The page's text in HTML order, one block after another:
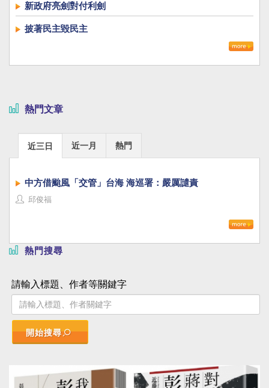
新政府亮劍對付利劍
披著民主毀民主
熱門文章
近三日 近一月 熱門
中方借颱風「交管」台海 海巡署：嚴厲譴責
邱俊福
熱門搜尋
請輸入標題、作者等關鍵字
開始搜尋